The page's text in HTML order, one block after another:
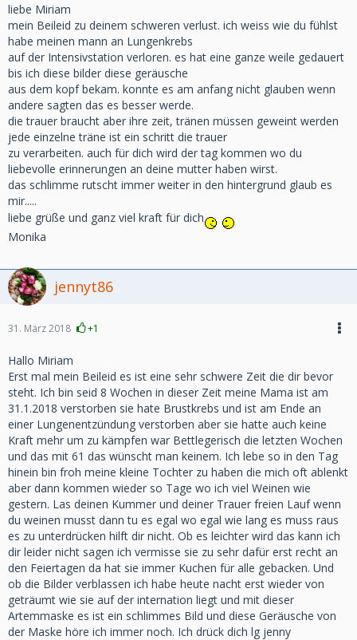
liebe Miriam
mein Beileid zu deinem schweren verlust. ich weiss wie du fühlst
habe meinen mann an Lungenkrebs
auf der Intensivstation verloren. es hat eine ganze weile gedauert
bis ich diese bilder diese geräusche
aus dem kopf bekam. konnte es am anfang nicht glauben wenn
andere sagten das es besser werde.
die trauer braucht aber ihre zeit, tränen müssen geweint werden
jede einzelne träne ist ein schritt die trauer
zu verarbeiten. auch für dich wird der tag kommen wo du
liebevolle erinnerungen an deine mutter haben wirst.
das schlimme rutscht immer weiter in den hintergrund glaub es
mir.....
liebe grüße und ganz viel kraft für dich
Monika
jennyt86
31. März 2018 +1
Hallo Miriam
Erst mal mein Beileid es ist eine sehr schwere Zeit die dir bevor
steht. Ich bin seid 8 Wochen in dieser Zeit meine Mama ist am
31.1.2018 verstorben sie hate Brustkrebs und ist am Ende an
einer Lungenentzündung verstorben aber sie hatte auch keine
Kraft mehr um zu kämpfen war Bettlegerisch die letzten Wochen
und das mit 61 das wünscht man keinem. Ich lebe so in den Tag
hinein bin froh meine kleine Tochter zu haben die mich oft ablenkt
aber dann kommen wieder so Tage wo ich viel Weinen wie
gestern. Las deinen Kummer und deiner Trauer freien Lauf wenn
du weinen musst dann tu es egal wo egal wie lang es muss raus
es zu unterdrücken hilft dir nicht. Ob es leichter wird das kann ich
dir leider nicht sagen ich vermisse sie zu sehr dafür erst recht an
den Feiertagen da hat sie immer Kuchen für alle gebacken. Und
ob die Bilder verblassen ich habe heute nacht erst wieder von
geträumt wie sie auf der internation liegt und mit dieser
Artemmaske es ist ein schlimmes Bild und diese Geräusche von
der Maske höre ich immer noch. Ich drück dich lg jenny